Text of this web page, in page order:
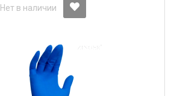
Нет в наличии